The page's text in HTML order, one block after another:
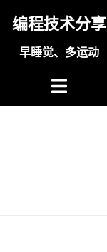
编程技术分享
早睡觉、多运动